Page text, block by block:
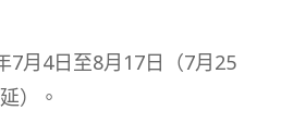
7月4日至8月17日（7月25
）。